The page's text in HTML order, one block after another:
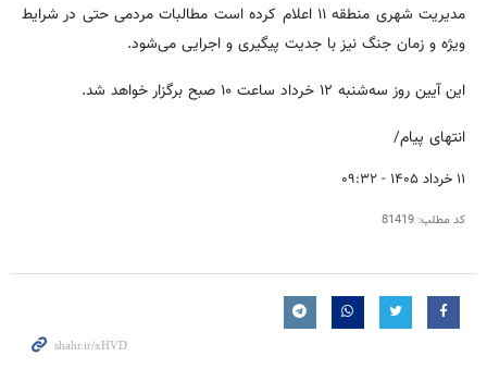
مدیریت شهری منطقه ۱۱ اعلام کرده است مطالبات مردمی حتی در شرایط
ویژه و زمان جنگ نیز با جدیت پیگیری و اجرایی می‌شود.
این آیین روز سه‌شنبه ۱۲ خرداد ساعت ۱۰ صبح برگزار خواهد شد.
انتهای پیام/
۱۱ خرداد ۱۴۰۵ - ۰۹:۳۲
کد مطلب: 81419